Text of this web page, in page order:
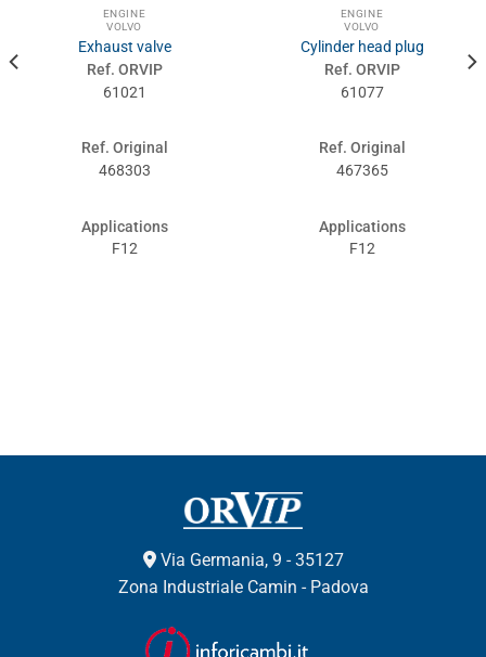
ENGINE
VOLVO
Exhaust valve
Ref. ORVIP
61021
Ref. Original
468303
Applications
F12
ENGINE
VOLVO
Cylinder head plug
Ref. ORVIP
61077
Ref. Original
467365
Applications
F12
Via Germania, 9 - 35127
Zona Industriale Camin - Padova